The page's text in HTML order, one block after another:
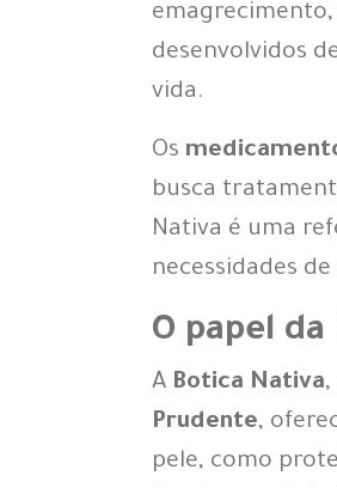
desenvolvidos
vida.
Os
busca
Nativa é uma
necessidades de
O papel
A Botica Nativa
Prudente,
pele, como